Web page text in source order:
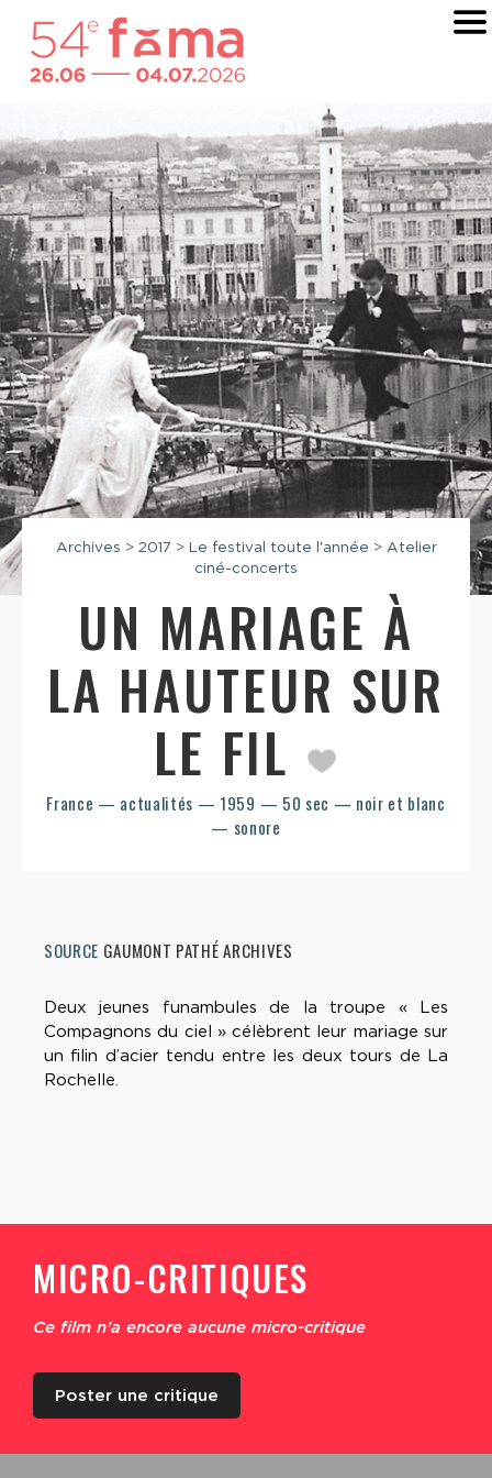
Archives > 2017 > Le festival toute l'année > Atelier
ciné-concerts
UN MARIAGE À
LA HAUTEUR SUR
LE FIL
France — actualités — 1959 — 50 sec — noir et blanc
— sonore
SOURCE GAUMONT PATHÉ ARCHIVES
Deux jeunes funambules de la troupe « Les
Compagnons du ciel » célèbrent leur mariage sur
un filin d’acier tendu entre les deux tours de La
Rochelle.
MICRO-CRITIQUES
Ce film n'a encore aucune micro-critique
Poster une critique